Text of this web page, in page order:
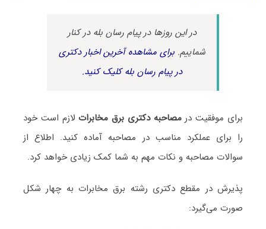
در این روزها در پیام رسان بله در کنار
شماییم.برای مشاهده آخرین اخبار دکتری
در پیام رسان بله کلیک کنید.
برای موفقیت درمصاحبه دکتری برق مخابراتلازم است خود
را برای عملکرد مناسب در مصاحبه آماده کنید. اطلاع از
سوالات مصاحبه و نکات مهم به شما کمک زیادی خواهد کرد.
پذیرش در مقطع دکتری رشته برق مخابرات به چهار شکل
صورت می‌گیرد: